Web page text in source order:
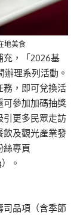
地美食
充，「2026基
理系列活動。
務，即可兌換活
可參加加碼抽獎
引更多民眾走訪
飲及觀光產業發
絲專頁
）。
司品項（含季節